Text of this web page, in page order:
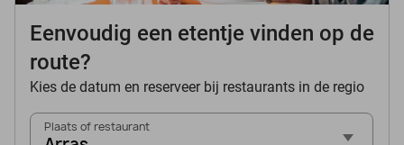
Eenvoudig een etentje vinden op de
route?
Kies de datum en reserveer bij restaurants in de regio
Plaats of restaurant